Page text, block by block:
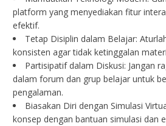
platform yang menyediakan fitur
efektif.
Tetap Disiplin dalam Belajar:
konsisten agar tidak ketinggalan
Partisipatif dalam Diskusi: Jangan
dalam forum dan grup belajar untuk
pengalaman.
Biasakan Diri dengan Simulasi
konsep dengan bantuan simulasi dan